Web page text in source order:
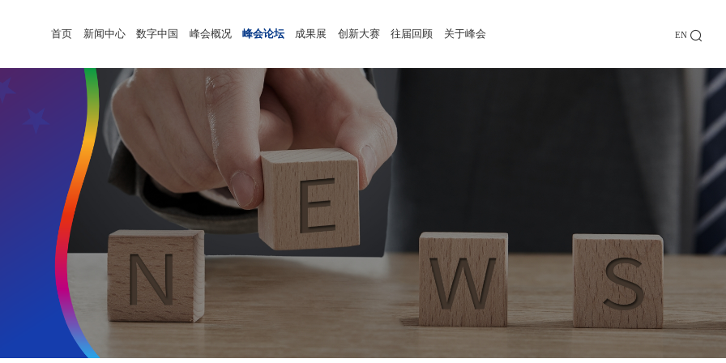
EN
首页 新闻中心 数字中国 峰会概况 峰会论坛 成果展 创新大赛 往届回顾 关于峰会